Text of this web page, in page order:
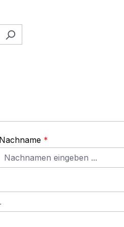
Nachname *